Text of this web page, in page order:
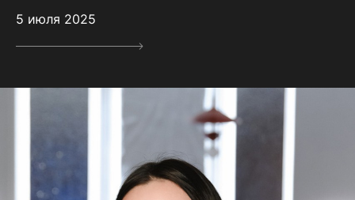
5 июля 2025